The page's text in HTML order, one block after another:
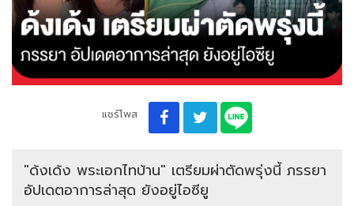
แชร์โพส
"ด้งเด้ง พระเอกไทบ้าน" เตรียมผ่าตัดพรุ่งนี้ ภรรยา
อัปเดตอาการล่าสุด ยังอยู่ไอซียู